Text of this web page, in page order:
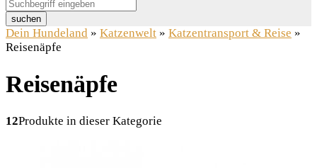
suchen
Dein Hundeland » Katzenwelt » Katzentransport & Reise »
Reisenäpfe
Reisenäpfe
12Produkte in dieser Kategorie